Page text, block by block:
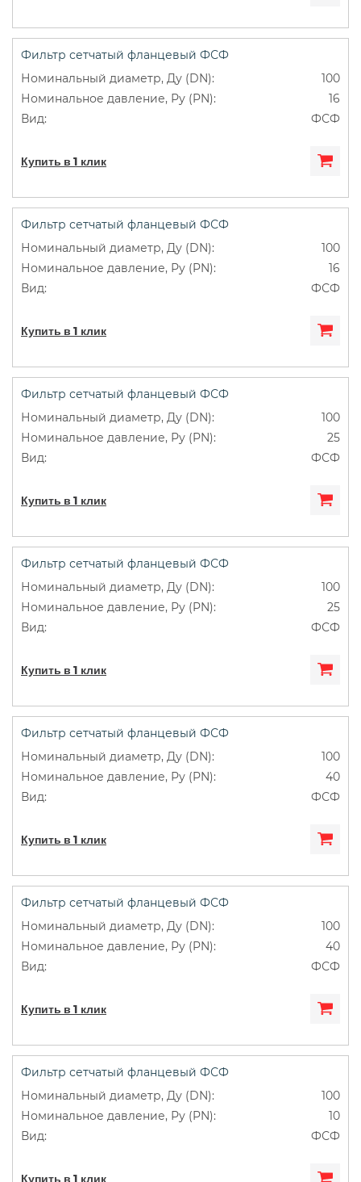
Фильтр сетчатый фланцевый ФСФ
100
16
ФСФ
Купить в 1 клик
Фильтр сетчатый фланцевый ФСФ
100
16
ФСФ
Купить в 1 клик
Фильтр сетчатый фланцевый ФСФ
100
25
ФСФ
Купить в 1 клик
Фильтр сетчатый фланцевый ФСФ
100
25
ФСФ
Купить в 1 клик
Фильтр сетчатый фланцевый ФСФ
100
40
ФСФ
Купить в 1 клик
Фильтр сетчатый фланцевый ФСФ
100
40
ФСФ
Купить в 1 клик
Фильтр сетчатый фланцевый ФСФ
100
10
ФСФ
Купить в 1 клик